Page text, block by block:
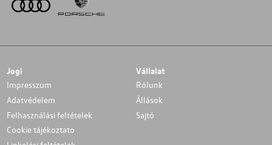
Jogi
Impresszum
Adatvédelem
Felhasználási feltételek
Cookie tájékoztato
Vállalat
Rólunk
Állások
Sajtó